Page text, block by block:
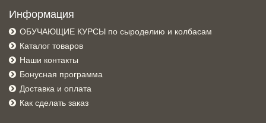
Информация
ОБУЧАЮЩИЕ КУРСЫ по сыроделию и колбасам
Каталог товаров
Наши контакты
Бонусная программа
Доставка и оплата
Как сделать заказ